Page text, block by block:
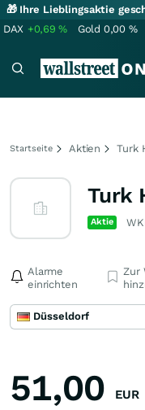
🎁 Ihre Lieblingsaktie
DAX +0,69% Gold 0,00 %
Startseite Aktien Turk
Turk
Aktie
Alarme
einrichten
Zur
Düsseldorf
51,00 EUR